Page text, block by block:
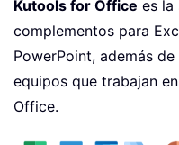
Kutools for Office es la
complementos para
PowerPoint, además
equipos que trabajan
Office.